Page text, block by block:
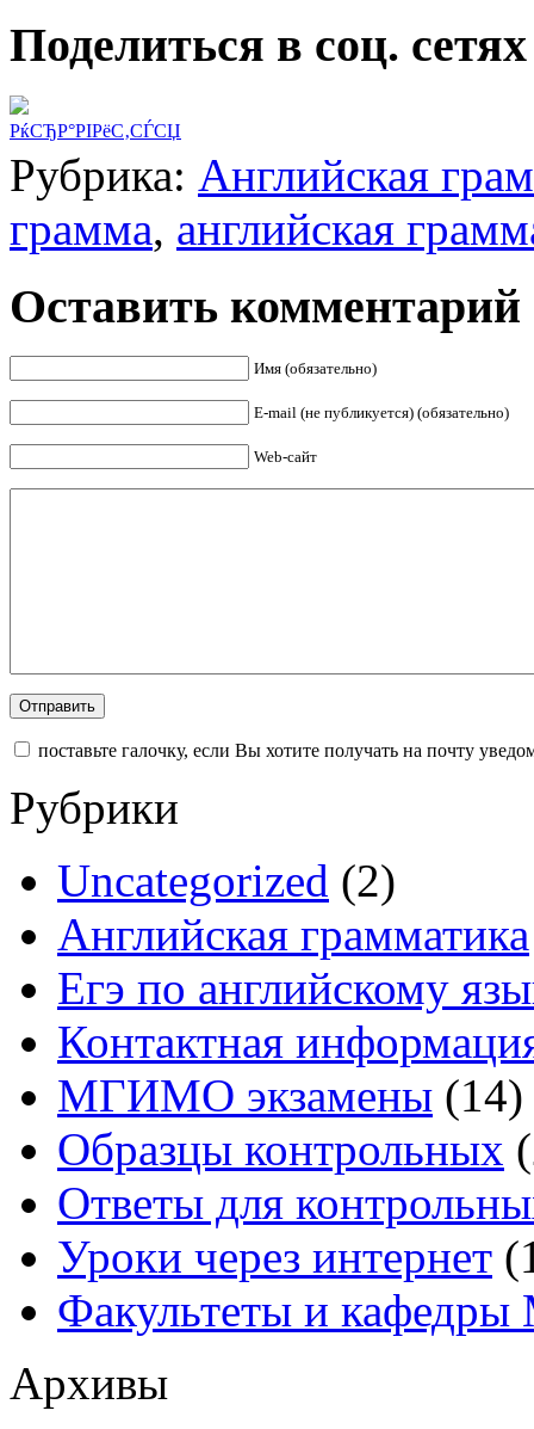
Поделиться в соц. сетях
РќСЂР°РІРёС‚СЃСЏ
Рубрика: Английская
грамма, английская
Оставить комментарий
Имя (обязательно)
E-mail (не публикуется) (обязательно)
Web-сайт
поставьте галочку, если Вы хотите получать на почту
Рубрики
Uncategorized (2)
Английская грамматика
Егэ по английскому
Контактная
МГИМО экзамены (14)
Образцы контрольных
Ответы для
Уроки через интернет
Факультеты и
Архивы